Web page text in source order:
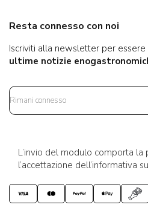
Resta connesso con noi
Iscriviti alla newsletter per
ultime notizie
L’invio del modulo comporta la
l’accettazione dell’informativa